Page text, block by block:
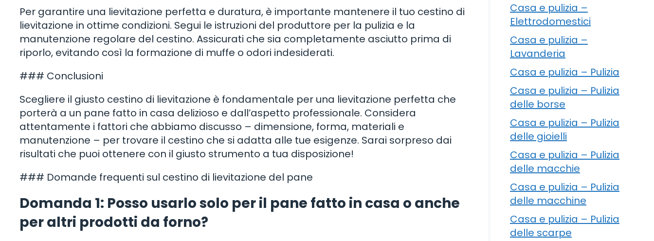
Per garantire una lievitazione perfetta e duratura, è importante mantenere il tuo cestino di
lievitazione in ottime condizioni. Segui le istruzioni del produttore per la pulizia e la
manutenzione regolare del cestino. Assicurati che sia completamente asciutto prima di
riporlo, evitando così la formazione di muffe o odori indesiderati.
### Conclusioni
Scegliere il giusto cestino di lievitazione è fondamentale per una lievitazione perfetta che
porterà a un pane fatto in casa delizioso e dall’aspetto professionale. Considera
attentamente i fattori che abbiamo discusso – dimensione, forma, materiali e
manutenzione – per trovare il cestino che si adatta alle tue esigenze. Sarai sorpreso dai
risultati che puoi ottenere con il giusto strumento a tua disposizione!
### Domande frequenti sul cestino di lievitazione del pane
Domanda 1: Posso usarlo solo per il pane fatto in casa o anche
per altri prodotti da forno?
Casa e pulizia –
Elettrodomestici
Casa e pulizia –
Lavanderia
Casa e pulizia – Pulizia
Casa e pulizia – Pulizia
delle borse
Casa e pulizia – Pulizia
delle gioielli
Casa e pulizia – Pulizia
delle macchie
Casa e pulizia – Pulizia
delle macchine
Casa e pulizia – Pulizia
delle scarpe